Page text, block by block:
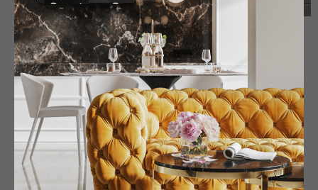
Душевая комната